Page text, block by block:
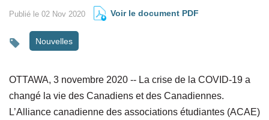
Publié le 02 Nov 2020 Voir le document PDF
Nouvelles
OTTAWA, 3 novembre 2020 -- La crise de la COVID-19 a
changé la vie des Canadiens et des Canadiennes.
L’Alliance canadienne des associations étudiantes (ACAE)